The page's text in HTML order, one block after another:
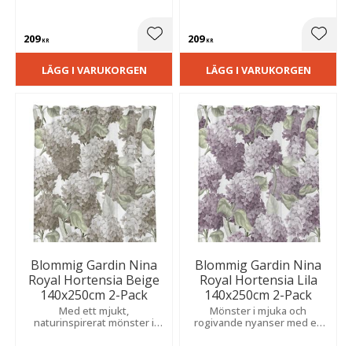
209KR Lägg till i favoriter
LÄGG I VARUKORGEN
209KR
LÄGG I VARUKORGEN
Blommig Gardin Nina
Royal Hortensia Beige
140x250cm 2-Pack
Med ett mjukt,
naturinspirerat mönster i
Blommig Gardin Nina
Royal Hortensia Lila
140x250cm 2-Pack
Mönster i mjuka och
rogivande nyanser med en